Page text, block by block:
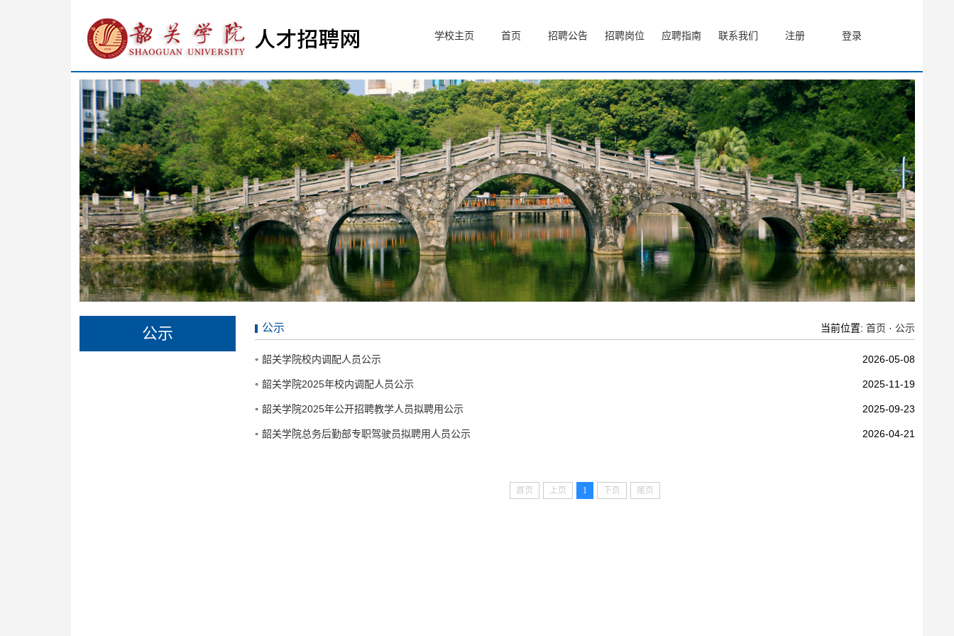
学校主页 首页 招聘公告 招聘岗位 应聘指南 联系我们 注册 登录
公示 公示 当前位置: 首页 · 公示
韶关学院校内调配人员公示 2026-05-08
韶关学院2025年校内调配人员公示 2025-11-19
韶关学院2025年公开招聘教学人员拟聘用公示 2025-09-23
韶关学院总务后勤部专职驾驶员拟聘用人员公示 2026-04-21
首页 上页 1 下页 尾页